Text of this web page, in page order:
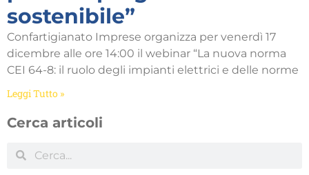
sostenibile”
Confartigianato Imprese organizza per venerdì 17
dicembre alle ore 14:00 il webinar “La nuova norma
CEI 64-8: il ruolo degli impianti elettrici e delle norme
Leggi Tutto »
Cerca articoli